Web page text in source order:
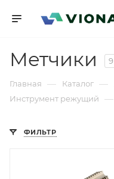
Метчики 9
Главная — Каталог —
Инструмент режущий —
ФИЛЬТР